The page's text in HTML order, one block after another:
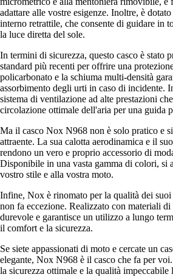
adattare alle vostre esigenze. Inoltre, è
interno retrattile, che consente di guidare in
la luce diretta del sole.
In termini di sicurezza, questo casco è stato
standard più recenti per offrire una
policarbonato e la schiuma multi-densità
assorbimento degli urti in caso di incidente.
sistema di ventilazione ad alte prestazioni
circolazione ottimale dell'aria per una guida
Ma il casco Nox N968 non è solo pratico e
attraente. La sua calotta aerodinamica e il
rendono un vero e proprio accessorio di
Disponibile in una vasta gamma di colori, si
vostro stile e alla vostra moto.
Infine, Nox è rinomato per la qualità dei
non fa eccezione. Realizzato con materiali di
durevole e garantisce un utilizzo a lungo
il comfort e la sicurezza.
Se siete appassionati di moto e cercate un
elegante, Nox N968 è il casco che fa per
la sicurezza ottimale e la qualità impeccabile